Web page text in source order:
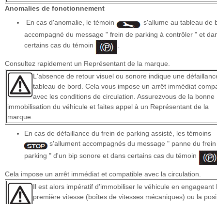
Anomalies de fonctionnement
En cas d'anomalie, le témoin
s'allume au tableau de
accompagné du message " frein de parking à contrôler " et
certains cas du témoin
Consultez rapidement un Représentant de la marque.
L'absence de retour visuel ou sonore indique une
tableau de bord. Cela vous impose un arrêt immédiat
avec les conditions de circulation. Assurezvous de la bonne
immobilisation du véhicule et faites appel à un Représentant de la
marque.
En cas de défaillance du frein de parking assisté, les témoins
s'allument accompagnés du message " panne du
parking " d'un bip sonore et dans certains cas du témoin
Cela impose un arrêt immédiat et compatible avec la circulation.
Il est alors impératif d'immobiliser le véhicule en engageant
première vitesse (boîtes de vitesses mécaniques) ou la